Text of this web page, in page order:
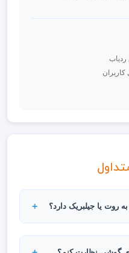
کاربران
به روت یا جیلبریک دارد؟